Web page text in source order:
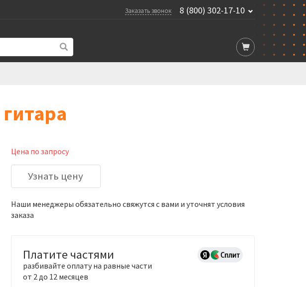
Заказать звонок 8 (800) 302-17-10
Цена по запросу
Узнать цену
Наши менеджеры обязательно свяжутся с вами и уточнят условия
заказа
Платите частями
разбивайте оплату на равные части
от 2 до 12 месяцев